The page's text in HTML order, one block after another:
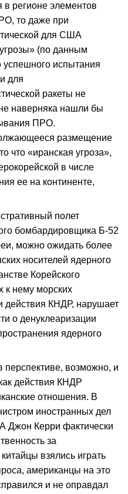
регионе элементов
то даже при
для США
(по данным
успешного испытания
для
ракеты не
наверняка нашли бы
ПРО.
размещение
что «иранская угроза»,
в числе
ее на континенте,
полет
бомбардировщика Б-52
можно ожидать более
носителей ядерного
Корейского
к нему морских
действия КНДР, нарушает
о денуклеаризации
ядерного
возможно, и
действия КНДР
отношения. В
иностранных дел
Джон Керри фактически
за
взялись играть
американцы на это
и не оправдал